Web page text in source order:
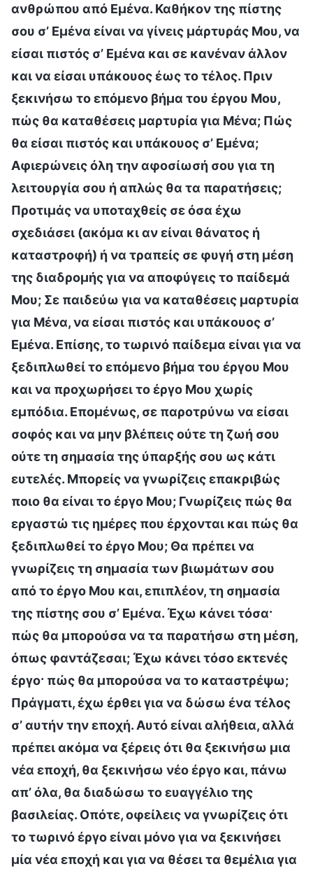
ανθρώπου από Εμένα. Καθήκον της πίστης
σου σ’ Εμένα είναι να γίνεις μάρτυράς Μου, να
είσαι πιστός σ’ Εμένα και σε κανέναν άλλον
και να είσαι υπάκουος έως το τέλος. Πριν
ξεκινήσω το επόμενο βήμα του έργου Μου,
πώς θα καταθέσεις μαρτυρία για Μένα; Πώς
θα είσαι πιστός και υπάκουος σ’ Εμένα;
Αφιερώνεις όλη την αφοσίωσή σου για τη
λειτουργία σου ή απλώς θα τα παρατήσεις;
Προτιμάς να υποταχθείς σε όσα έχω
σχεδιάσει (ακόμα κι αν είναι θάνατος ή
καταστροφή) ή να τραπείς σε φυγή στη μέση
της διαδρομής για να αποφύγεις το παίδεμά
Μου; Σε παιδεύω για να καταθέσεις μαρτυρία
για Μένα, να είσαι πιστός και υπάκουος σ’
Εμένα. Επίσης, το τωρινό παίδεμα είναι για να
ξεδιπλωθεί το επόμενο βήμα του έργου Μου
και να προχωρήσει το έργο Μου χωρίς
εμπόδια. Επομένως, σε παροτρύνω να είσαι
σοφός και να μην βλέπεις ούτε τη ζωή σου
ούτε τη σημασία της ύπαρξής σου ως κάτι
ευτελές. Μπορείς να γνωρίζεις επακριβώς
ποιο θα είναι το έργο Μου; Γνωρίζεις πώς θα
εργαστώ τις ημέρες που έρχονται και πώς θα
ξεδιπλωθεί το έργο Μου; Θα πρέπει να
γνωρίζεις τη σημασία των βιωμάτων σου
από το έργο Μου και, επιπλέον, τη σημασία
της πίστης σου σ’ Εμένα. Έχω κάνει τόσα·
πώς θα μπορούσα να τα παρατήσω στη μέση,
όπως φαντάζεσαι; Έχω κάνει τόσο εκτενές
έργο· πώς θα μπορούσα να το καταστρέψω;
Πράγματι, έχω έρθει για να δώσω ένα τέλος
σ’ αυτήν την εποχή. Αυτό είναι αλήθεια, αλλά
πρέπει ακόμα να ξέρεις ότι θα ξεκινήσω μια
νέα εποχή, θα ξεκινήσω νέο έργο και, πάνω
απ’ όλα, θα διαδώσω το ευαγγέλιο της
βασιλείας. Οπότε, οφείλεις να γνωρίζεις ότι
το τωρινό έργο είναι μόνο για να ξεκινήσει
μία νέα εποχή και για να θέσει τα θεμέλια για